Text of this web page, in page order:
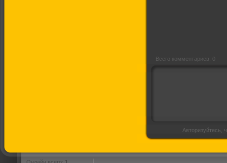
Всего комментариев: 0
Авторизуйтесь,